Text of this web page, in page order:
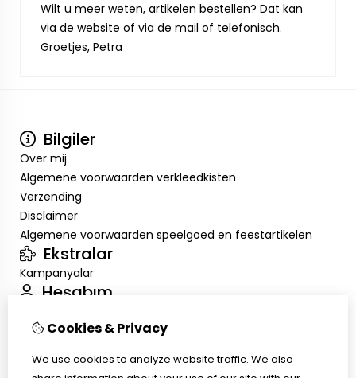
Wilt u meer weten, artikelen bestellen? Dat kan
via de website of via de mail of telefonisch.
Groetjes, Petra
Bilgiler
Over mij
Algemene voorwaarden verkleedkisten
Verzending
Disclaimer
Algemene voorwaarden speelgoed en feestartikelen
Ekstralar
Kampanyalar
Hesabım
Sipariş Geçmişim
Müşteri Servisi
Cookies & Privacy
We use cookies to analyze website traffic. We also